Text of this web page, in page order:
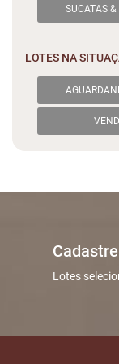
SUCATAS &
LOTES NA
Lotes